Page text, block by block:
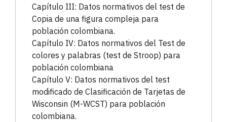
Capítulo III: Datos normativos del test de
Copia de una figura compleja para
población colombiana.
Capítulo IV: Datos normativos del Test de
colores y palabras (test de Stroop) para
población colombiana
Capítulo V: Datos normativos del test
modificado de Clasificación de Tarjetas de
Wisconsin (M-WCST) para población
colombiana.